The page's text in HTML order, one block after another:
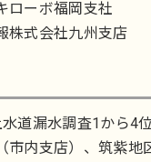
ローボ福岡支社
株式会社九州支店
道漏水調査1から4
市内支店）、筑紫地